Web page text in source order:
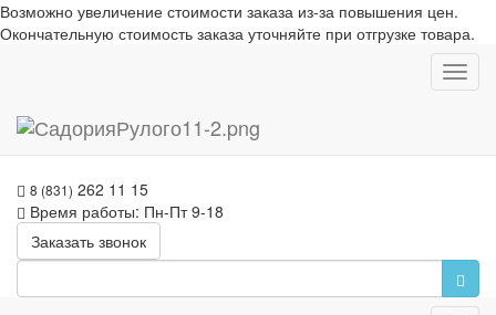
Возможно увеличение стоимости заказа из-за повышения цен.
Окончательную стоимость заказа уточняйте при отгрузке товара.
8 (831) 262 11 15
Время работы: Пн-Пт 9-18
Заказать звонок